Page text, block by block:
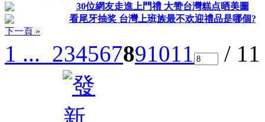
30位網友走進上門禮 大赞台灣糕点晒美圖
看尾牙抽奖 台灣上班族最不欢迎禮品是哪個?
下一頁 »
1 ... 234567891011 /